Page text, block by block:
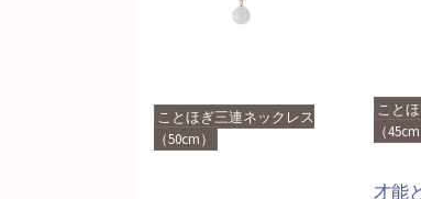
ことほぎ三連ネックレス
（50cm）
こと
（45cm
才能